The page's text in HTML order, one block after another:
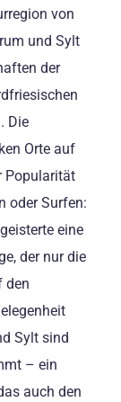
von
und Sylt
der
Die
Orte auf
Popularität
oder Surfen:
eine
der nur die
den
Sylt sind
– ein
auch den